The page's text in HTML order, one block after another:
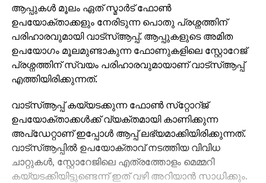
ആപ്പുകള്‍ മൂലം ഏത് സ്മാര്‍ട് ഫോണ്‍
ഉപയോക്താക്കളും നേരിടുന്ന പൊതു പ്രശ്നത്തിന്
പരിഹാരവുമായി വാട്സ്ആപ്പ്. ആപ്പുകളുടെ അമിത
ഉപയോഗം മൂലമുണ്ടാകുന്ന ഫോണുകളിലെ സ്റ്റോറേജ്
പ്രശ്നത്തിന് സ്വയം പരിഹാരവുമായാണ് വാട്‌സ്ആപ്പ്
എത്തിയിരിക്കുന്നത്.
വാട്സ്ആപ്പ് കയ്യടക്കുന്ന ഫോണ്‍ സ്‌റ്റോറ്ജ്
ഉപയോക്താക്കള്‍ക്ക് വ്യക്തമായി കാണിക്കുന്ന
അപ്‌ഡേറ്റാണ് ഇപ്പോള്‍ ആപ്പ് ലഭ്യമാക്കിയിരിക്കുന്നത്.
വാട്സ്ആപ്പില്‍ ഉപയോക്താവ് നടത്തിയ വിവിധ
ചാറ്റുകള്‍, സ്റ്റോറേജിലെ എത്രത്തോളം മെമ്മറി
കയ്യടക്കിയിട്ടുണ്ടെന്ന് ഇത് വഴി അറിയാന്‍ സാധിക്കും.